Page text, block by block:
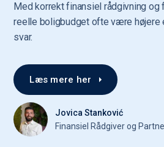
Med korrekt finansiel rådgivning og
reelle boligbudget ofte være højere
svar.
Læs mere her
Jovica Stanković
Finansiel Rådgiver og